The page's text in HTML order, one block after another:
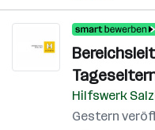
Hilfswerk
Gestern